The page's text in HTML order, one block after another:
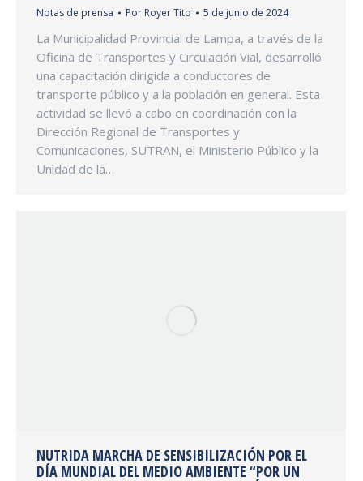
Notas de prensa Por Royer Tito 5 de junio de 2024
La Municipalidad Provincial de Lampa, a través de la
Oficina de Transportes y Circulación Vial, desarrolló
una capacitación dirigida a conductores de
transporte público y a la población en general. Esta
actividad se llevó a cabo en coordinación con la
Dirección Regional de Transportes y
Comunicaciones, SUTRAN, el Ministerio Público y la
Unidad de la…
NUTRIDA MARCHA DE SENSIBILIZACIÓN POR EL
DÍA MUNDIAL DEL MEDIO AMBIENTE “POR UN